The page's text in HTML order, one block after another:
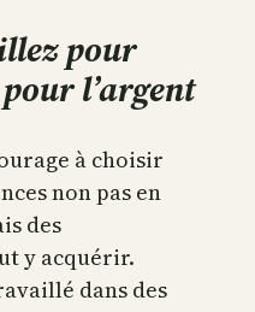
pour
l’argent
à choisir
non pas en
des
y acquérir.
dans des